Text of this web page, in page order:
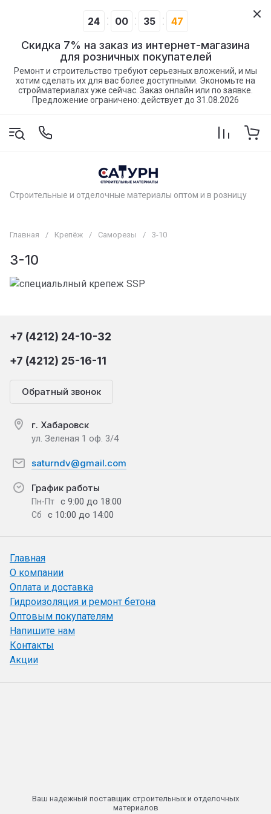
24 00 35 47
Скидка 7% на заказ из интернет-магазина
для розничных покупателей
Ремонт и строительство требуют серьезных вложений, и мы
хотим сделать их для вас более доступными. Экономьте на
стройматериалах уже сейчас. Заказ онлайн или по заявке.
Предложение ограничено: действует до 31.08.2026
Строительные и отделочные материалы оптом и в розницу
Главная / Крепёж / Саморезы / 3-10
3-10
+7 (4212) 24-10-32
+7 (4212) 25-16-11
Обратный звонок
г. Хабаровск
ул. Зеленая 1 оф. 3/4
saturndv@gmail.com
График работы
Пн-Пт с 9:00 до 18:00
Сб с 10:00 до 14:00
Главная
О компании
Оплата и доставка
Гидроизоляция и ремонт бетона
Оптовым покупателям
Напишите нам
Контакты
Акции
Ваш надежный поставщик строительных и отделочных
материалов